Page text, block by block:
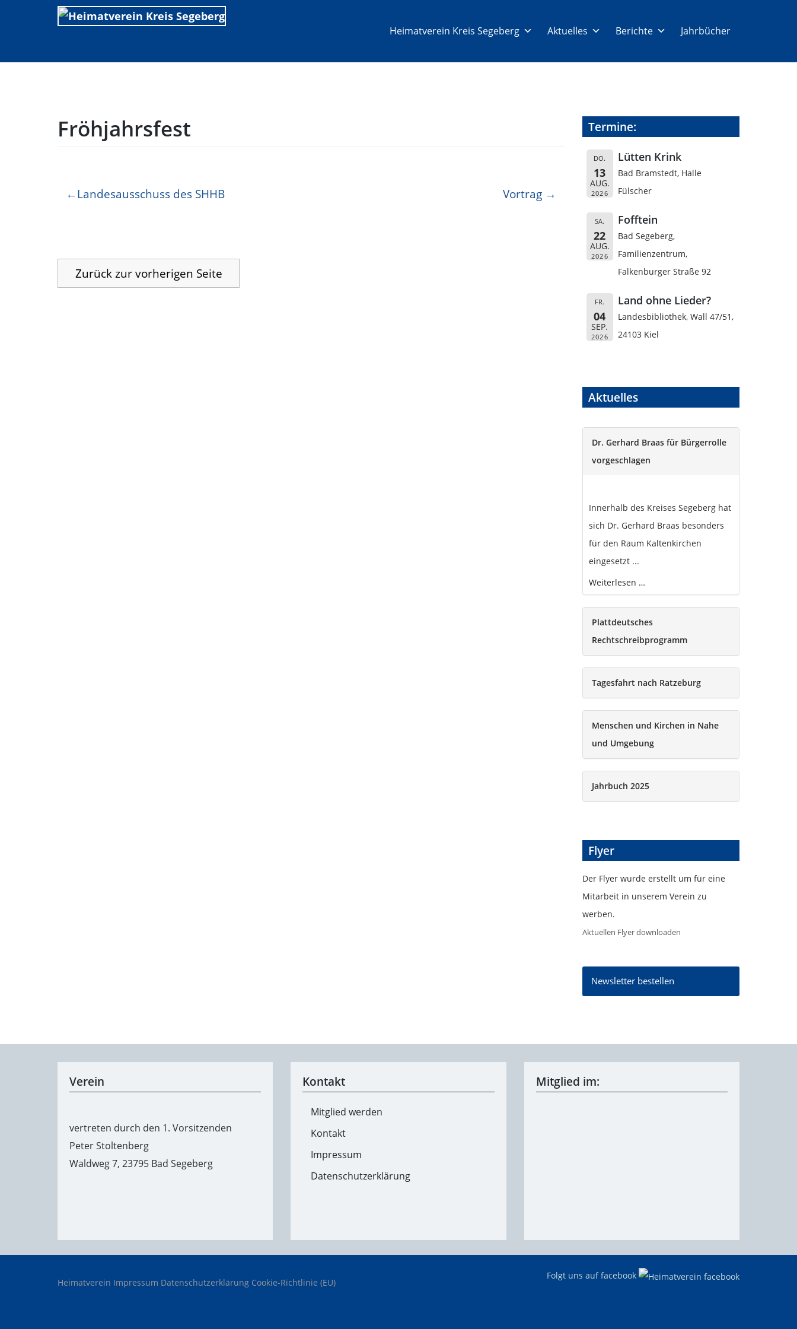
Heimatverein Kreis Segeberg Aktuelles Berichte Jahrbücher
Fröhjahrsfest
Beitragsnavigation
Landesausschuss des SHHB Vortrag
Termine:
DO.
13
AUG.
2026
Lütten Krink
Bad Bramstedt, Halle
Fülscher
SA.
22
AUG.
2026
Fofftein
Bad Segeberg,
Familienzentrum,
Falkenburger Straße 92
FR.
04
SEP.
2026
Land ohne Lieder?
Landesbibliothek, Wall 47/51,
24103 Kiel
Aktuelles
Dr. Gerhard Braas für Bürgerrolle
vorgeschlagen
Innerhalb des Kreises Segeberg hat
sich Dr. Gerhard Braas besonders
für den Raum Kaltenkirchen
eingesetzt ...
Weiterlesen …
Plattdeutsches
Rechtschreibprogramm
Tagesfahrt nach Ratzeburg
Menschen und Kirchen in Nahe
und Umgebung
Jahrbuch 2025
Flyer
Der Flyer wurde erstellt um für eine
Mitarbeit in unserem Verein zu
werben.
Aktuellen Flyer downloaden
Newsletter bestellen
Verein
vertreten durch den 1. Vorsitzenden
Peter Stoltenberg
Waldweg 7, 23795 Bad Segeberg
Kontakt
Mitglied werden
Kontakt
Impressum
Datenschutzerklärung
Mitglied im:
Heimatverein Impressum Datenschutzerklärung Cookie-Richtlinie (EU)
Folgt uns auf facebook